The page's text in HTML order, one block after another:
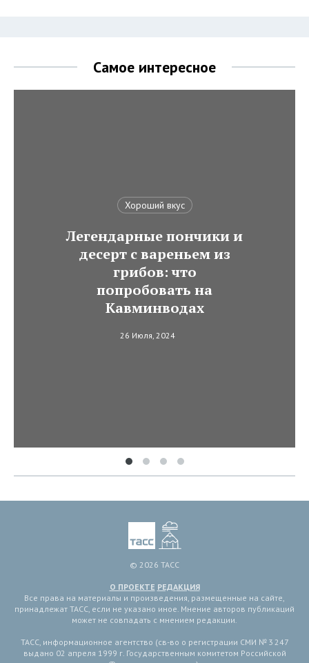
Самое интересное
Хороший вкус
Легендарные пончики и
десерт с вареньем из
грибов: что
попробовать на
Кавминводах
26 Июля, 2024
© 2026 ТАСС
О ПРОЕКТЕ РЕДАКЦИЯ
Все права на материалы и произведения, размещенные на сайте,
принадлежат ТАСС, если не указано иное. Мнение авторов публикаций
может не совпадать с мнением редакции.
ТАСС, информационное агентство (св-во о регистрации СМИ № 3 247
выдано 02 апреля 1999 г. Государственным комитетом Российской